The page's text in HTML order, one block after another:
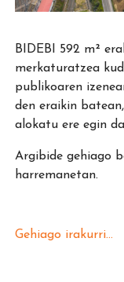
BIDEBI 592 m²
merkaturatzea
publikoaren
den eraikin
alokatu ere egin
Argibide gehiago
harremanetan.
Gehiago irakurri...